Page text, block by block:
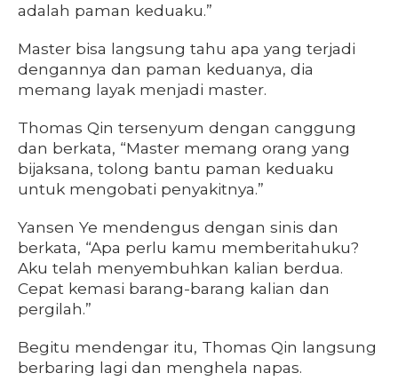
adalah paman keduaku.”
Master bisa langsung tahu apa yang terjadi
dengannya dan paman keduanya, dia
memang layak menjadi master.
Thomas Qin tersenyum dengan canggung
dan berkata, “Master memang orang yang
bijaksana, tolong bantu paman keduaku
untuk mengobati penyakitnya.”
Yansen Ye mendengus dengan sinis dan
berkata, “Apa perlu kamu memberitahuku?
Aku telah menyembuhkan kalian berdua.
Cepat kemasi barang-barang kalian dan
pergilah.”
Begitu mendengar itu, Thomas Qin langsung
berbaring lagi dan menghela napas.